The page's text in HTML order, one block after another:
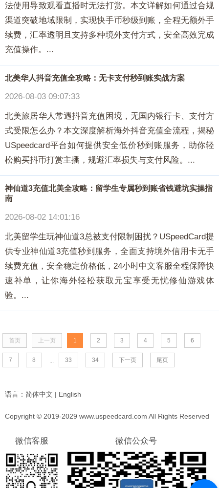
法使用导致观看直播时无法打赏。本文详解如何通过合规
渠道突破地域限制，实现快手币秒级到账，全程无额外手
续费，汇率透明且支持多种境外支付方式，安全高效完成
充值操作。...
北美华人抖音充值全攻略：无卡支付秒到账实战方案
2026-08-03 09:07:33
北美旅居华人常遇抖音充值困境，无国内银行卡、支付方
式受限怎么办？本文深度解析海外抖音充值全流程，揭秘
USpeedcard平台如何提供安全低价秒到账服务，助你轻
松购买抖币打赏主播，规避汇率损失与支付风险。...
神仙道3充值北美全攻略：留学生专属秒到账省钱避坑实操指
南
2026-08-02 14:01:16
北美留学生玩神仙道3总被支付限制困扰？USpeedCard提
供专业神仙道3充值秒到服务，全面支持境外信用卡无手
续费充值，安全稳定价格低，24小时中文客服全程保障快
速补单，让你海外轻松获取元宝享受无忧修仙游戏体
验。...
首页 上一页 1 2 3 4 5 6
7 8 ... 33 34 下一页 尾页
语言： 简体中文 | English
Copyright © 2019-2029 www.uspeedcard.com All Rights Reserved
微信客服 微信公众号